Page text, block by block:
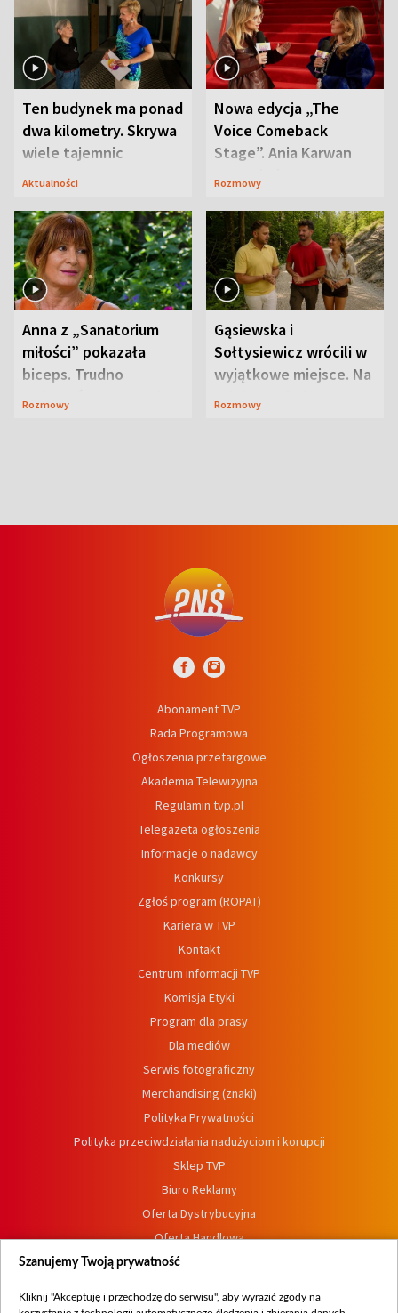
Ten budynek ma ponad
dwa kilometry. Skrywa
wiele tajemnic
Aktualności
Nowa edycja „The
Voice Comeback
Stage”. Ania Karwan
zapowiada
Rozmowy
Anna z „Sanatorium
miłości” pokazała
biceps. Trudno
uwierzyć, co przeszła
Rozmowy
Gąsiewska i
Sołtysiewicz wrócili w
wyjątkowe miejsce. Na
szlaku czekał
Rozmowy
Abonament TVP
Rada Programowa
Ogłoszenia przetargowe
Akademia Telewizyjna
Regulamin tvp.pl
Telegazeta ogłoszenia
Informacje o nadawcy
Konkursy
Zgłoś program (ROPAT)
Kariera w TVP
Kontakt
Centrum informacji TVP
Komisja Etyki
Program dla prasy
Dla mediów
Serwis fotograficzny
Merchandising (znaki)
Polityka Prywatności
Polityka przeciwdziałania nadużyciom i korupcji
Sklep TVP
Biuro Reklamy
Oferta Dystrybucyjna
Oferta Handlowa
Dostępność
Procedura zgłoszeń wewnętrznych
Szanujemy Twoją prywatność
Kliknij "Akceptuję i przechodzę do serwisu", aby wyrazić zgody na